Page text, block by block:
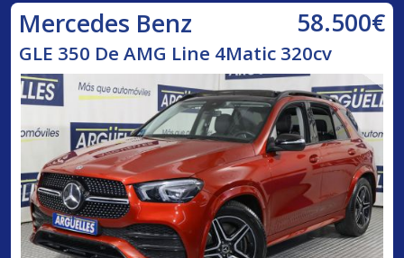
Mercedes Benz 58.500€
GLE 350 De AMG Line 4Matic 320cv